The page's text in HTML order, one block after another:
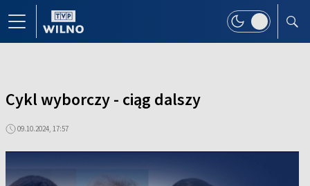
Cykl wyborczy - ciąg dalszy
09.10.2024, 17:57